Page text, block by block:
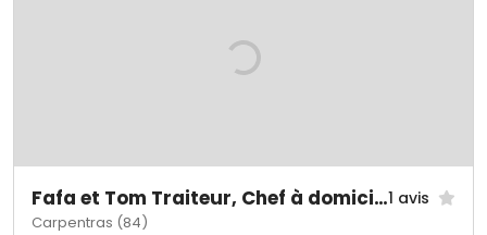
Fafa et Tom Traiteur, Chef à domicile1 avis
Carpentras (84)